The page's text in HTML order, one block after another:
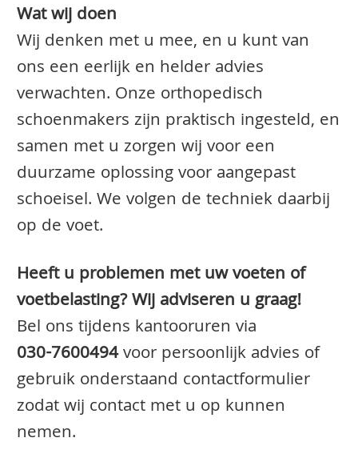
Wat wij doen
Wij denken met u mee, en u kunt van
ons een eerlijk en helder advies
verwachten. Onze orthopedisch
schoenmakers zijn praktisch ingesteld, en
samen met u zorgen wij voor een
duurzame oplossing voor aangepast
schoeisel. We volgen de techniek daarbij
op de voet.
Heeft u problemen met uw voeten of
voetbelasting? Wij adviseren u graag!
Bel ons tijdens kantooruren via
030-7600494voor persoonlijk advies of
gebruik onderstaand contactformulier
zodat wij contact met u op kunnen
nemen.